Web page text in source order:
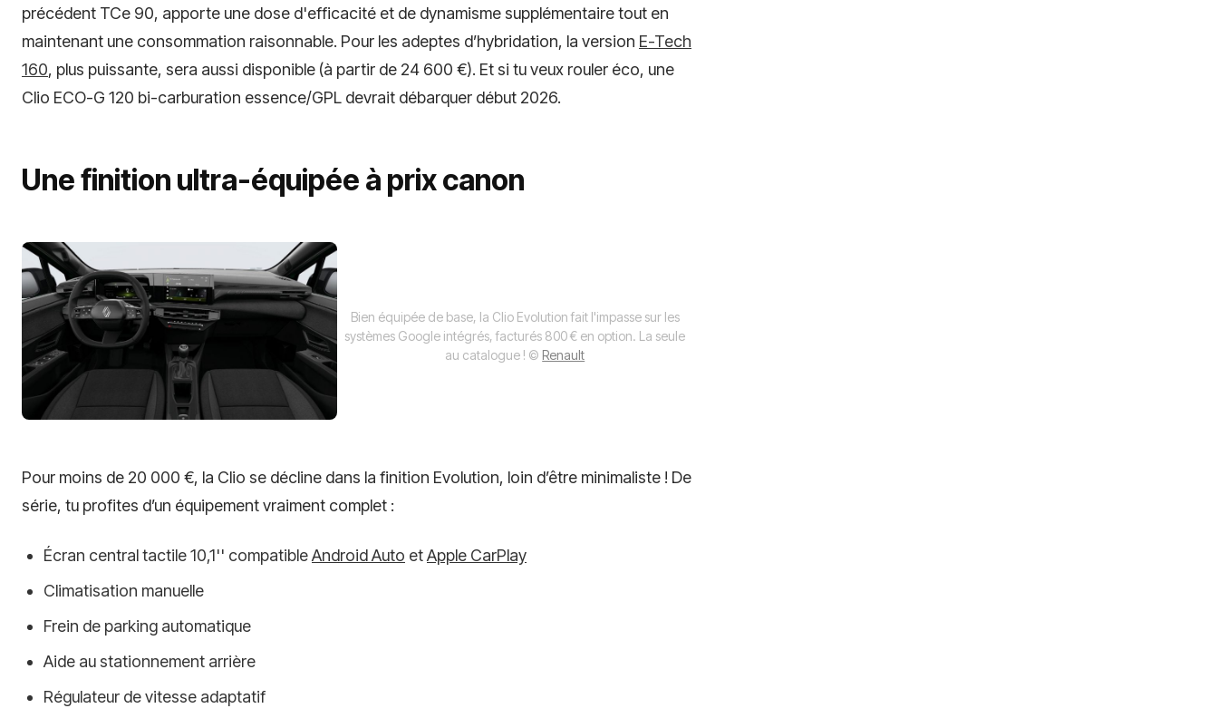
précédent TCe 90, apporte une dose d'efficacité et de dynamisme supplémentaire tout en
maintenant une consommation raisonnable. Pour les adeptes d’hybridation, la version E-Tech
160, plus puissante, sera aussi disponible (à partir de 24 600 €). Et si tu veux rouler éco, une
Clio ECO-G 120 bi-carburation essence/GPL devrait débarquer début 2026.
Une finition ultra-équipée à prix canon
Bien équipée de base, la Clio Evolution fait l'impasse sur les
systèmes Google intégrés, facturés 800 € en option. La seule
au catalogue ! © Renault
Pour moins de 20 000 €, la Clio se décline dans la finition Evolution, loin d’être minimaliste ! De
série, tu profites d’un équipement vraiment complet :
Écran central tactile 10,1'' compatibleAndroid Auto etApple CarPlay
Climatisation manuelle
Frein de parking automatique
Aide au stationnement arrière
Régulateur de vitesse adaptatif